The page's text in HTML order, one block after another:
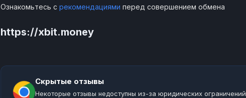
Ознакомьтесь с рекомендациями перед совершением обмена
https://xbit.money
Скрытые отзывы
Некоторые отзывы недоступны из-за юридических